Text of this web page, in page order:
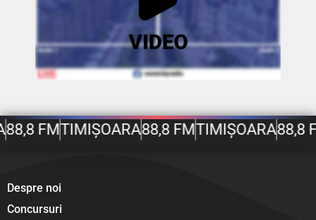
88,8 FMTIMIȘOARA88,8 FMTIMIȘOARA88,8
Despre noi
Concursuri